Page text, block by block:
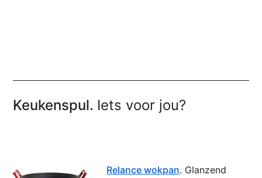
Keukenspul. Iets voor jou?
Relance wokpan. Glanzend